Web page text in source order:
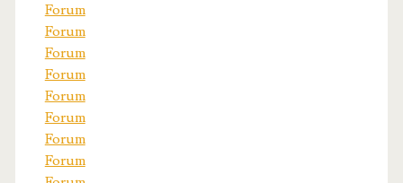
Forum
Forum
Forum
Forum
Forum
Forum
Forum
Forum